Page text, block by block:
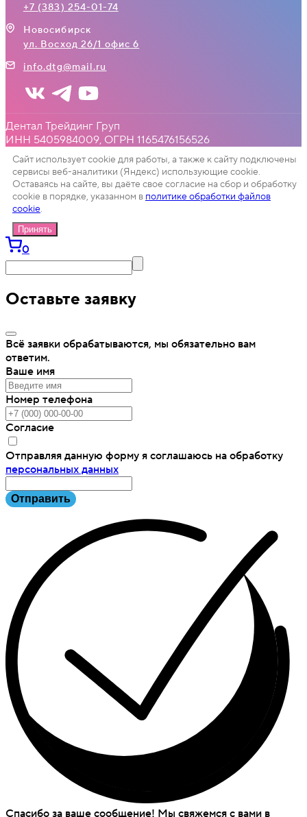
+7 (383) 254-01-74
Новосибирск
ул. Восход 26/1 офис 6
info.dtg@mail.ru
Дентал Трейдинг Груп
ИНН 5405984009, ОГРН 1165476156526
Сайт использует cookie для работы, а также к сайту подключены
сервисы веб-аналитики (Яндекс) использующие cookie.
Оставаясь на сайте, вы даёте свое согласие на сбор и обработку
cookie в порядке, указанном в политике обработки файлов
cookie.
Принять
0
Оставьте заявку
Всё заявки обрабатываются, мы обязательно вам
ответим.
Ваше имя
Номер телефона
Согласие
Отправляя данную форму я соглашаюсь на обработку
персональных данных
Отправить
Спасибо за ваше сообщение! Мы свяжемся с вами в